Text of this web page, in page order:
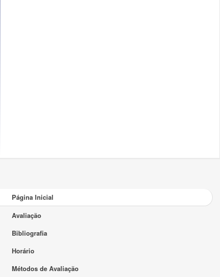
Página Inicial
Avaliação
Bibliografia
Horário
Métodos de Avaliação